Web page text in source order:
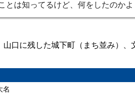
とは知ってるけど、何をしたのか
口に残した城下町（まち並み）、
名